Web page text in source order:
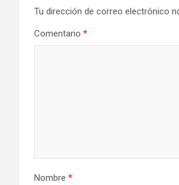
Tu dirección de correo electrónico
Comentario *
Nombre *